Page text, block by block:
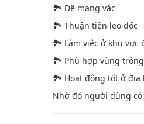
🏞️ Dễ mang vác
🏞️ Thuận tiện leo dốc
🏞️ Làm việc ở khu vực
🏞️ Phù hợp vùng
🏞️ Hoạt động tốt ở địa
Nhờ đó người dùng